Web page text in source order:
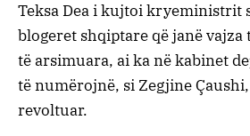
Teksa Dea i kujtoi kryeministrit
blogeret shqiptare që janë
të arsimuara, ai ka në kabinet
të numërojnë, si Zegjine
revoltuar.